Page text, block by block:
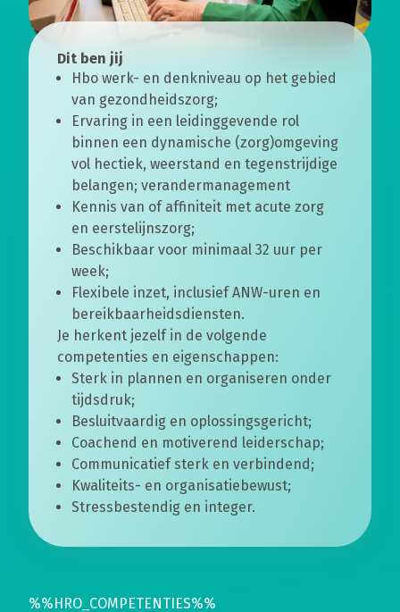
Dit ben jij
Hbo werk- en denkniveau op het gebied
van gezondheidszorg;
Ervaring in een leidinggevende rol
binnen een dynamische (zorg)omgeving
vol hectiek, weerstand en tegenstrijdige
belangen; verandermanagement
Kennis van of affiniteit met acute zorg
en eerstelijnszorg;
Beschikbaar voor minimaal 32 uur per
week;
Flexibele inzet, inclusief ANW-uren en
bereikbaarheidsdiensten.
Je herkent jezelf in de volgende
competenties en eigenschappen:
Sterk in plannen en organiseren onder
tijdsdruk;
Besluitvaardig en oplossingsgericht;
Coachend en motiverend leiderschap;
Communicatief sterk en verbindend;
Kwaliteits- en organisatiebewust;
Stressbestendig en integer.
%%HRO_COMPETENTIES%%